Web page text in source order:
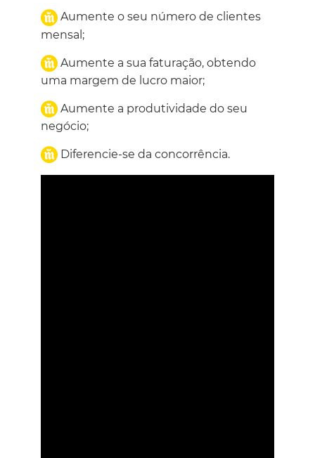
Aumente o seu número de clientes
mensal;
Aumente a sua faturação, obtendo
uma margem de lucro maior;
Aumente a produtividade do seu
negócio;
Diferencie-se da concorrência.